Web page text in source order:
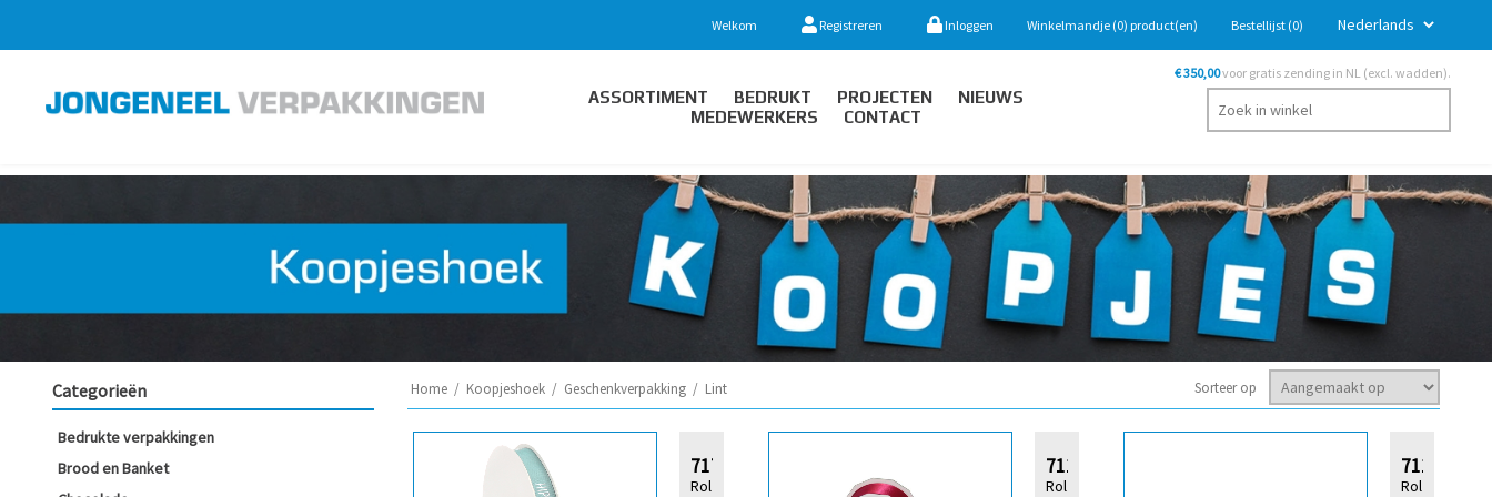
Welkom Registreren Inloggen Winkelmandje (0) product(en) Bestellijst (0)
ASSORTIMENT BEDRUKT PROJECTEN
NIEUWS
MEDEWERKERS
CONTACT
€ 350,00voor gratis zending in NL (excl. wadden).
Categorieën
Bedrukte verpakkingen
Brood en Banket
Home / Koopjeshoek / Geschenkverpakking / Lint Sorteer op
Rol
717708
Rol
711587
Rol
711926